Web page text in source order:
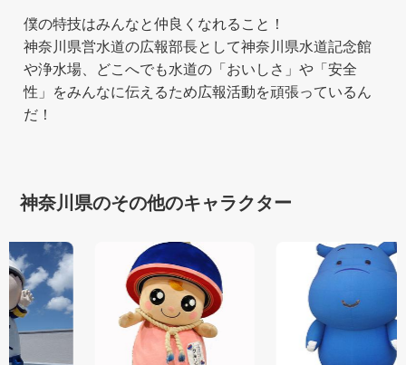
僕の特技はみんなと仲良くなれること！
神奈川県営水道の広報部長として神奈川県水道記念館
や浄水場、どこへでも水道の「おいしさ」や「安全
性」をみんなに伝えるため広報活動を頑張っているん
だ！
神奈川県のその他のキャラクター